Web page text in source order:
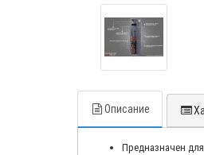
Описание
Предназначен